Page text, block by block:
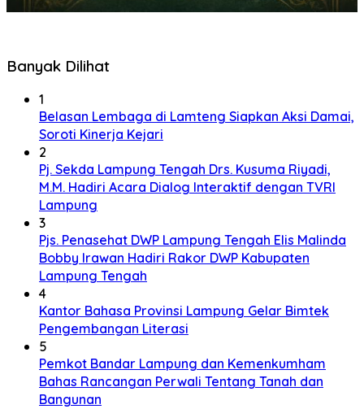
Banyak Dilihat
1
Belasan Lembaga di Lamteng Siapkan Aksi Damai,
Soroti Kinerja Kejari
2
Pj. Sekda Lampung Tengah Drs. Kusuma Riyadi,
M.M. Hadiri Acara Dialog Interaktif dengan TVRI
Lampung
3
Pjs. Penasehat DWP Lampung Tengah Elis Malinda
Bobby Irawan Hadiri Rakor DWP Kabupaten
Lampung Tengah
4
Kantor Bahasa Provinsi Lampung Gelar Bimtek
Pengembangan Literasi
5
Pemkot Bandar Lampung dan Kemenkumham
Bahas Rancangan Perwali Tentang Tanah dan
Bangunan